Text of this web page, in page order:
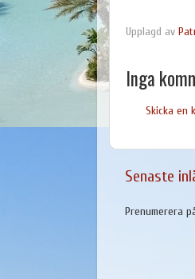
Upplagd av
Inga
Skicka en
Senaste
Prenumerera